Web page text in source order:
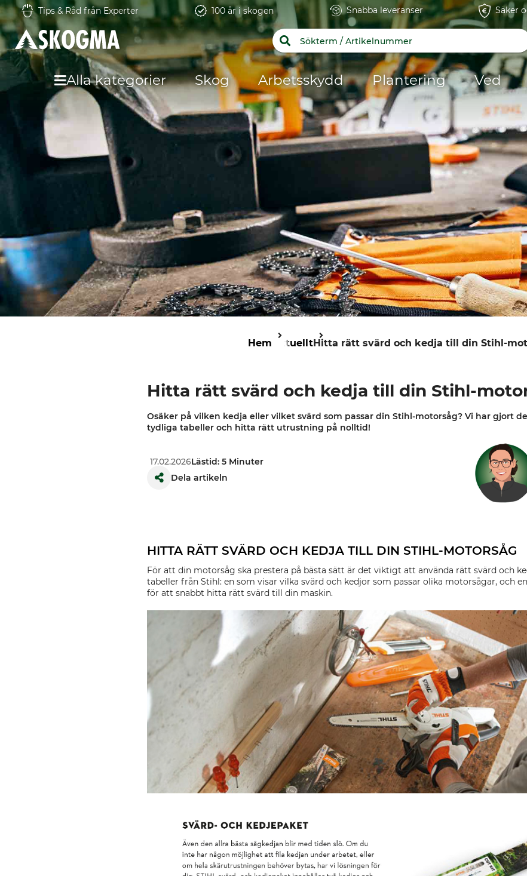
Tips & Råd från Experter 100 år i skogen Snabba leveranser Säker
Alla kategorier Skog Arbetsskydd Plantering Ved
Hem AktuelltHitta rätt svärd och kedja till din Stihl-
Hitta rätt svärd och kedja till din Stihl-
Osäker på vilken kedja eller vilket svärd som passar din Stihl-motorsåg? Vi har gjort
tydliga tabeller och hitta rätt utrustning på nolltid!
17.02.2026Lästid: 5 Minuter
Dela artikeln
HITTA RÄTT SVÄRD OCH KEDJA TILL DIN STIHL-MOTORSÅG
För att din motorsåg ska prestera på bästa sätt är det viktigt att använda rätt svärd och
tabeller från Stihl: en som visar vilka svärd och kedjor som passar olika motorsågar, och
för att snabbt hitta rätt svärd till din maskin.